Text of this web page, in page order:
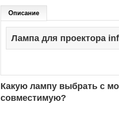
Описание
Лампа для проектора
Какую лампу выбрать с
совместимую?